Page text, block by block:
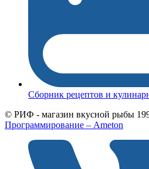
Сборник рецептов и
© РИФ - магазин вкусной рыбы
Программирование – Ameton